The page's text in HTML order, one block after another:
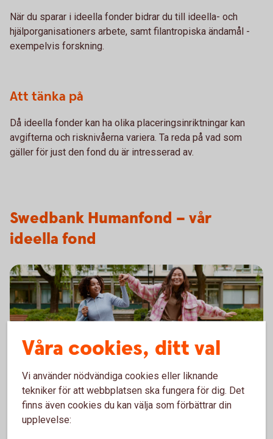
När du sparar i ideella fonder bidrar du till ideella- och
hjälporganisationers arbete, samt filantropiska ändamål -
exempelvis forskning.
Att tänka på
Då ideella fonder kan ha olika placeringsinriktningar kan
avgifterna och risknivåerna variera. Ta reda på vad som
gäller för just den fond du är intresserad av.
Swedbank Humanfond – vår
ideella fond
Humanfonden
Våra cookies, ditt val
Vi använder nödvändiga cookies eller liknande
tekniker för att webbplatsen ska fungera för dig. Det
finns även cookies du kan välja som förbättrar din
upplevelse: